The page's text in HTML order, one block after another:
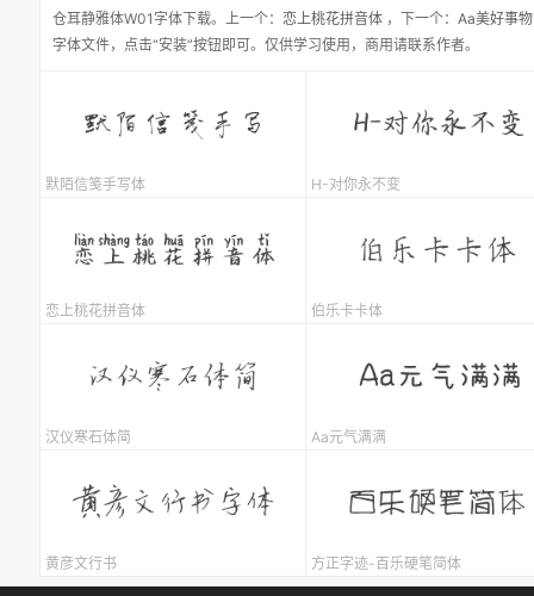
仓耳静雅体W01字体下载。 上一个： 恋上桃花拼音体 ， 下一个： Aa美好事
字体文件，点击“安装”按钮即可。仅供学习使用，商用请联系作者。
默陌信笺手写体 H-对你永不变
恋上桃花拼音体 伯乐卡卡体
汉仪寒石体简 Aa元气满满
黄彦文行书 方正字迹-百乐硬笔简体